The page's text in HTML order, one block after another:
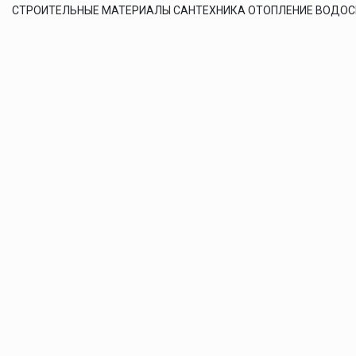
СТРОИТЕЛЬНЫЕ МАТЕРИАЛЫ САНТЕХНИКА ОТОПЛЕНИЕ